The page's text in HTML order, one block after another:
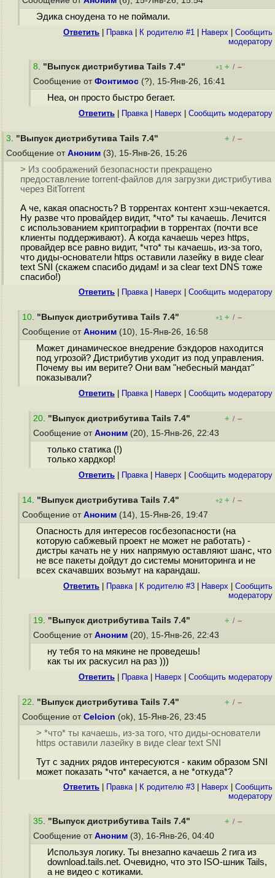
Эдика сноудена то не поймали.
Ответить Правка| К родителю #1 Наверх
Cообщить
модератору
8. "Выпуск дистрибутива Tails 7.4" +1 + / –
Сообщение от Фонтимос (?), 15-Янв-26, 16:41
Неа, он просто быстро бегает.
Ответить Правка| Наверх Cообщить модератору
3. "Выпуск дистрибутива Tails 7.4" + / –
Сообщение от Аноним (3), 15-Янв-26, 15:26
> Из соображений безопасности прекращено
предоставление torrent-файлов для загрузки дистрибутива
через BitTorrent
А че, какая опасность? В торрентах контент хэш-чекается.
Ну разве что провайдер видит, *что* ты качаешь. Лечится
с использованием криптографии в торрентах (почти все
клиенты поддерживают). А когда качаешь через https,
провайдер все равно видит, *что* ты качаешь, из-за того,
что диды-основатели https оставили лазейку в виде clear
text SNI (скажем спасибо дидам! и за clear text DNS тоже
спасибо!)
Ответить Правка| Наверх Cообщить модератору
10. "Выпуск дистрибутива Tails 7.4" +1 + / –
Сообщение от Аноним (10), 15-Янв-26, 16:58
Может динамическое внедрение бэкдоров находится
под угрозой? Дистрибутив уходит из под управления.
Почему вы им верите? Они вам "небесный мандат"
показывали?
Ответить Правка| Наверх Cообщить модератору
20. "Выпуск дистрибутива Tails 7.4" + / –
Сообщение от Аноним (20), 15-Янв-26, 22:43
только статика (!)
только хардкор!
Ответить Правка| Наверх Cообщить модератору
14. "Выпуск дистрибутива Tails 7.4" +2 + / –
Сообщение от Аноним (14), 15-Янв-26, 19:47
Опасность для интересов госбезопасности (на
которую сабжевый проект не может не работать) -
дистры качать не у них напрямую оставляют шанс, что
не все пакеты дойдут до системы мониторинга и не
всех скачавших возьмут на карандаш.
Ответить Правка| К родителю #3 Наверх
Cообщить
модератору
19. "Выпуск дистрибутива Tails 7.4" + / –
Сообщение от Аноним (20), 15-Янв-26, 22:43
ну тебя то на мякине не проведешь!
как ты их раскусил на раз )))
Ответить Правка| Наверх Cообщить модератору
22. "Выпуск дистрибутива Tails 7.4" + / –
Сообщение от Celcion (ok), 15-Янв-26, 23:45
> *что* ты качаешь, из-за того, что диды-основатели
https оставили лазейку в виде clear text SNI
Тут с задних рядов интересуются - каким образом SNI
может показать *что* качается, а не *откуда*?
Ответить Правка| К родителю #3 Наверх
Cообщить
модератору
35. "Выпуск дистрибутива Tails 7.4" + / –
Сообщение от Аноним (3), 16-Янв-26, 04:40
Используя логику. Ты внезапно качаешь 2 гига из
download.tails.net. Очевидно, что это ISO-шник Tails,
а не видео с котиками.